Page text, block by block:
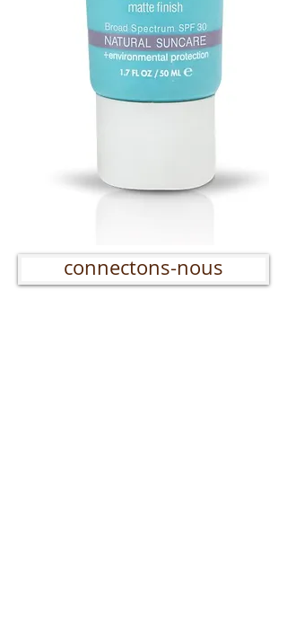
connectons-nous